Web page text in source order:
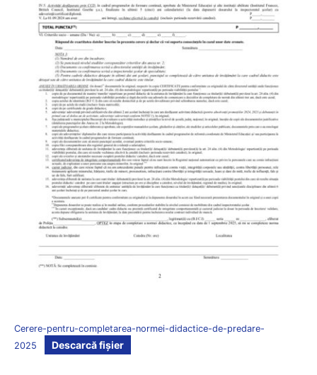
Cerere-pentru-completarea-normei-didactice-de-predare-
2025
Descarcă fișier